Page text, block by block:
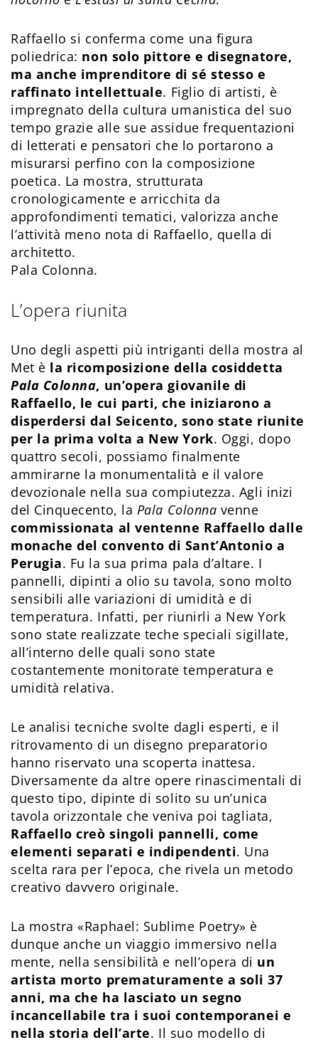
Raffaello si conferma come una figura
poliedrica: non solo pittore e disegnatore,
ma anche imprenditore di sé stesso e
raffinato intellettuale. Figlio di artisti, è
impregnato della cultura umanistica del suo
tempo grazie alle sue assidue frequentazioni
di letterati e pensatori che lo portarono a
misurarsi perfino con la composizione
poetica. La mostra, strutturata
cronologicamente e arricchita da
approfondimenti tematici, valorizza anche
l’attività meno nota di Raffaello, quella di
architetto.
Pala Colonna.
L’opera riunita
Uno degli aspetti più intriganti della mostra al
Met è la ricomposizione della cosiddetta
Pala Colonna, un’opera giovanile di
Raffaello, le cui parti, che iniziarono a
disperdersi dal Seicento, sono state riunite
per la prima volta a New York. Oggi, dopo
quattro secoli, possiamo finalmente
ammirarne la monumentalità e il valore
devozionale nella sua compiutezza. Agli inizi
del Cinquecento, la Pala Colonna venne
commissionata al ventenne Raffaello dalle
monache del convento di Sant’Antonio a
Perugia. Fu la sua prima pala d’altare. I
pannelli, dipinti a olio su tavola, sono molto
sensibili alle variazioni di umidità e di
temperatura. Infatti, per riunirli a New York
sono state realizzate teche speciali sigillate,
all’interno delle quali sono state
costantemente monitorate temperatura e
umidità relativa.
Le analisi tecniche svolte dagli esperti, e il
ritrovamento di un disegno preparatorio
hanno riservato una scoperta inattesa.
Diversamente da altre opere rinascimentali di
questo tipo, dipinte di solito su un’unica
tavola orizzontale che veniva poi tagliata,
Raffaello creò singoli pannelli, come
elementi separati e indipendenti. Una
scelta rara per l’epoca, che rivela un metodo
creativo davvero originale.
La mostra «Raphael: Sublime Poetry» è
dunque anche un viaggio immersivo nella
mente, nella sensibilità e nell’opera di un
artista morto prematuramente a soli 37
anni, ma che ha lasciato un segno
incancellabile tra i suoi contemporanei e
nella storia dell’arte. Il suo modello di